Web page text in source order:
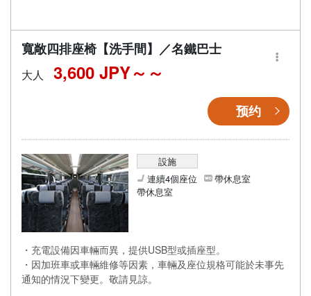
寬敞四排座椅【洗手間】／名鐵巴士
大人 3,600 JPY～
预约
設施
連續4個座位
帶休息室
帶休息室
・充電設備因車輛而異，提供USB型或插座型。
・因加班車或車輛維修等因素，車輛及座位規格可能於未事先
通知的情況下變更。敬請見諒。